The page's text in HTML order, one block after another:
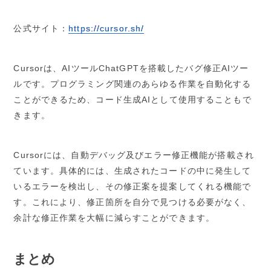
公式サイト： https://cursor.sh/
Cursorは、AIツールChatGPTを搭載したバグ修正AIツー
ルです。プログラミング関連のあらゆる作業を自動化する
ことができるため、コード生成AIとして使用することもで
きます。
Cursorには、自動デバッグ及びエラー修正機能が搭載され
ています。具体的には、生成されたコードの中に発生して
いるエラーを検出し、その修正案を提案してくれる機能で
す。これにより、修正箇所を自分で見つける必要がなく、
余計な修正作業を大幅に減らすことができます。
まとめ